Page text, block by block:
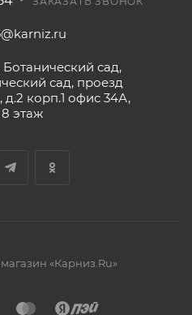
Ботанический сад,
сад, проезд
корп.1 офис 34А,
8 этаж
«Карниз.Ru»